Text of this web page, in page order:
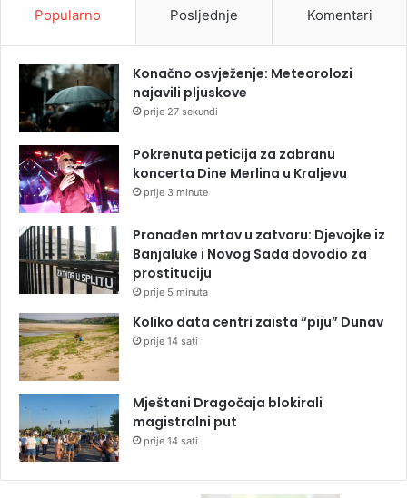
Popularno Posljednje Komentari
Konačno osvježenje: Meteorolozi
najavili pljuskove
prije 27 sekundi
Pokrenuta peticija za zabranu
koncerta Dine Merlina u Kraljevu
prije 3 minute
Pronađen mrtav u zatvoru: Djevojke iz
Banjaluke i Novog Sada dovodio za
prostituciju
prije 5 minuta
Koliko data centri zaista “piju” Dunav
prije 14 sati
Mještani Dragočaja blokirali
magistralni put
prije 14 sati